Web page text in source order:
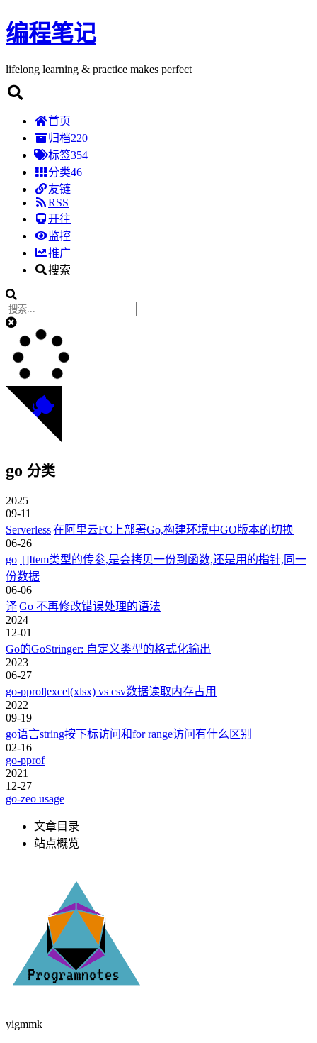
编程笔记
lifelong learning & practice makes perfect
首页
归档220
标签354
分类46
友链
RSS
开往
监控
推广
搜索
go 分类
2025
09-11
Serverless|在阿里云FC上部署Go,构建环境中GO版本的切换
06-26
go| []Item类型的传参,是会拷贝一份到函数,还是用的指针,同一
份数据
06-06
译|Go 不再修改错误处理的语法
2024
12-01
Go的GoStringer: 自定义类型的格式化输出
2023
06-27
go-pprof|excel(xlsx) vs csv数据读取内存占用
2022
09-19
go语言string按下标访问和for range访问有什么区别
02-16
go-pprof
2021
12-27
go-zeo usage
文章目录
站点概览
yigmmk